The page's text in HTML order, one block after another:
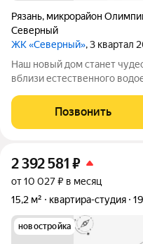
Рязань, микрорайон
Северный
ЖК «Северный», 3 квартал
Наш новый дом станет
вблизи естественного
небольших студий, в
студенческую
Позвонить
2 392 581 ₽
от 10 027 ₽ в месяц
15,2 м²
квартира-студия
новостройка